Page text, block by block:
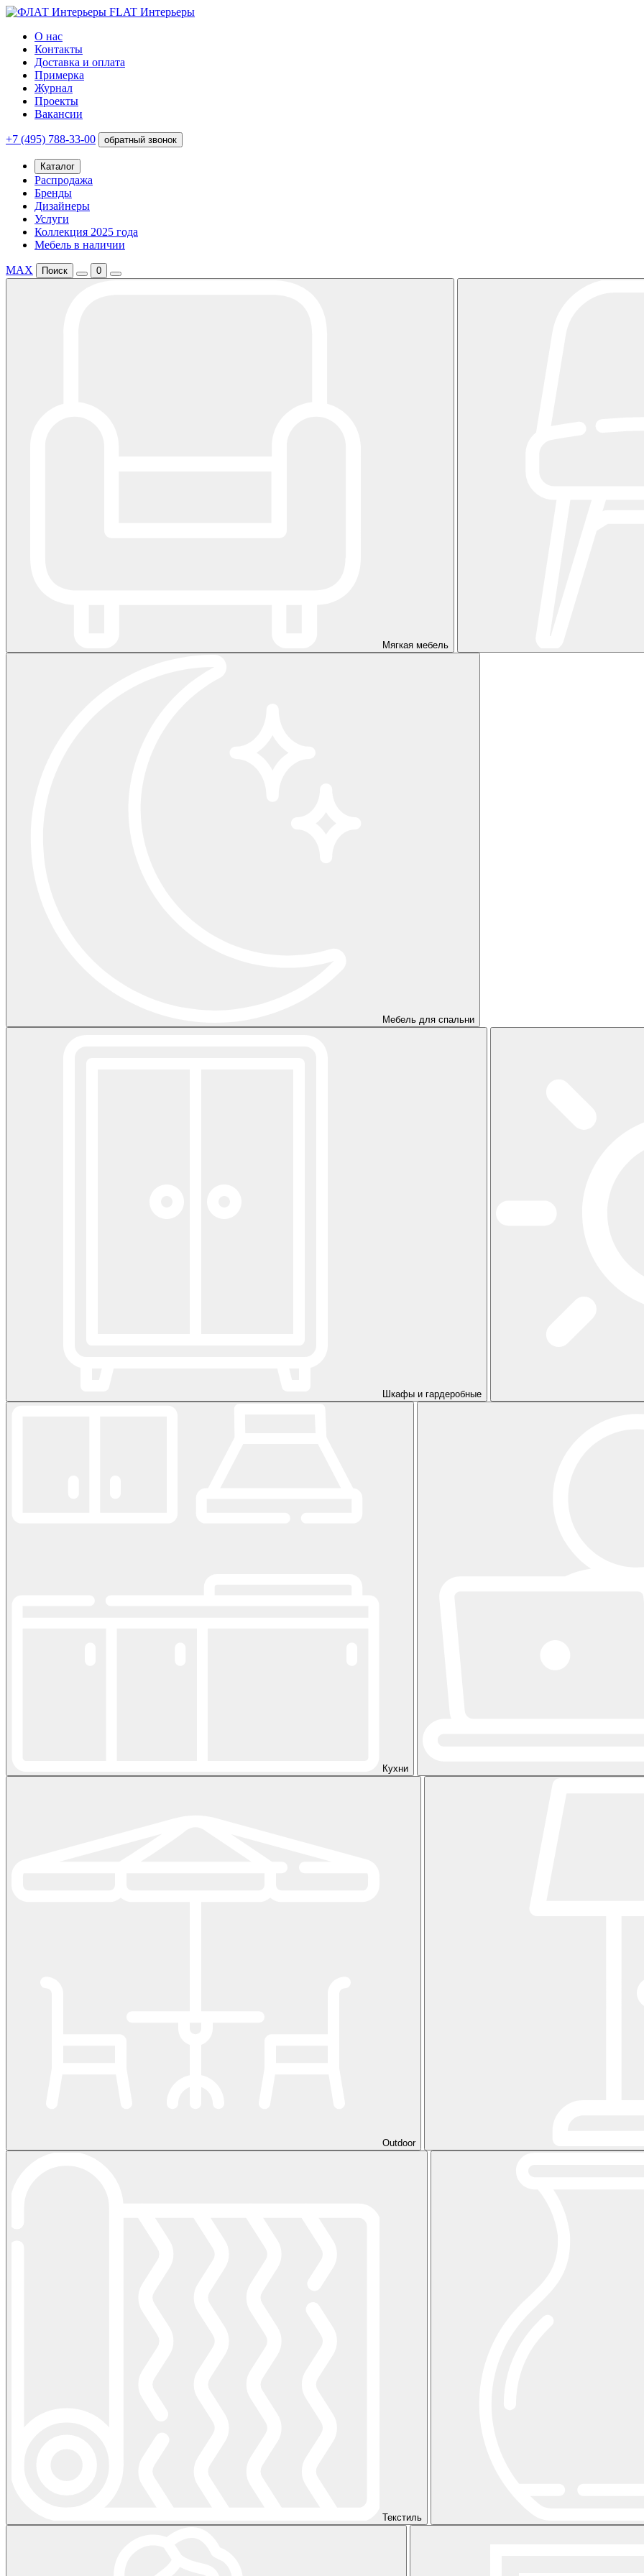
FLAT Интерьеры
О нас
Контакты
Доставка и оплата
Примерка
Журнал
Проекты
Вакансии
+7 (495) 788-33-00 обратный звонок
Каталог
Распродажа
Бренды
Дизайнеры
Услуги
Коллекция 2025 года
Мебель в наличии
MAX Поиск 0
Мягкая мебель
Мебель для спальни
Шкафы и гардеробные
Кухни
Outdoor
Текстиль